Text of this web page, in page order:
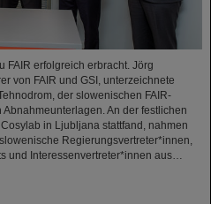
FAIR erfolgreich erbracht. Jörg
von FAIR und GSI, unterzeichnete
der slowenischen FAIR-
An der festlichen
in Ljubljana stattfand, nahmen
Regierungsvertreter*innen,
und Interessenvertreter*innen aus…